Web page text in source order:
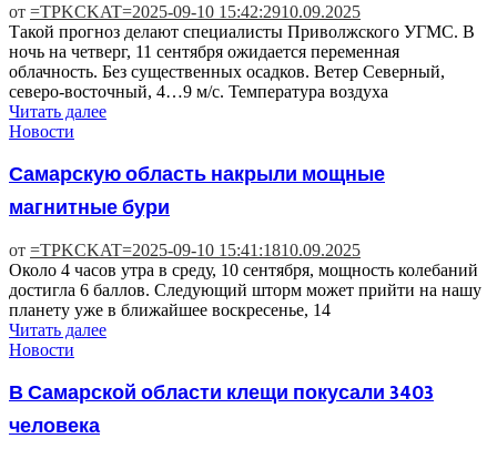
от =TPKCKAT=2025-09-10 15:42:2910.09.2025
Такой прогноз делают специалисты Приволжского УГМС. В
ночь на четверг, 11 сентября ожидается переменная
облачность. Без существенных осадков. Ветер Северный,
северо-восточный, 4…9 м/с. Температура воздуха
Читать далее
Новости
Самарскую область накрыли мощные
магнитные бури
от =TPKCKAT=2025-09-10 15:41:1810.09.2025
Около 4 часов утра в среду, 10 сентября, мощность колебаний
достигла 6 баллов. Следующий шторм может прийти на нашу
планету уже в ближайшее воскресенье, 14
Читать далее
Новости
В Самарской области клещи покусали 3403
человека